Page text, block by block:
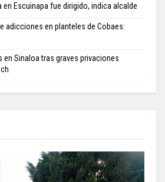
Escuinapa fue dirigido, indica alcalde
adicciones en planteles de Cobaes:
en Sinaloa tras graves privaciones